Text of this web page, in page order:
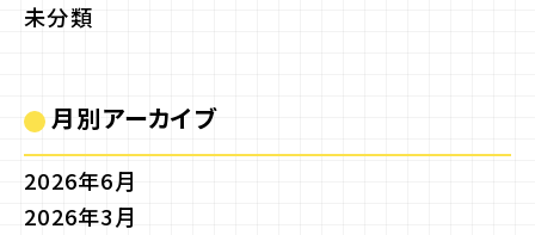
未分類
月別アーカイブ
2026年6月
2026年3月